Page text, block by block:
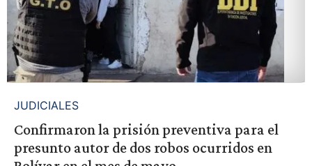
JUDICIALES
Confirmaron la prisión preventiva para el
presunto autor de dos robos ocurridos en